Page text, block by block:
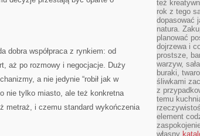
dobra współpraca z rynkiem: od
aż po rozmowy i negocjacje. Duży
a nie jedynie “robił jak w
nie tylko miasto, ale też konkretna
metraż, i czemu standard wykończenia
też
rok z tego
dopasować
natura.
planować
dojrzewa i
prostsze,
warzyw,
buraki,
śliwkami
z
temu
element
własny